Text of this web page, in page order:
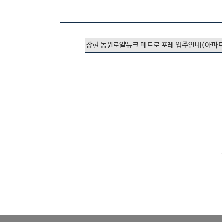
장현 동원로얄듀크 메트로 포레 입주안내(아파